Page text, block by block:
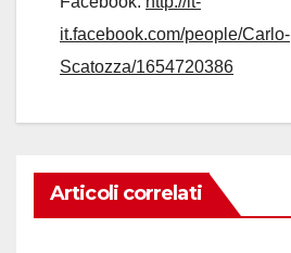
it.facebook.com/people/Carlo-
Scatozza/1654720386
Articoli correlati